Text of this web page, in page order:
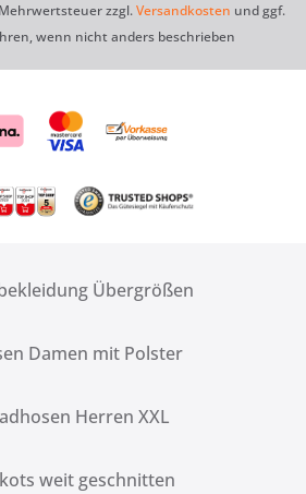
zzgl.Versandkosten und ggf.
wenn nicht anders beschrieben
Übergrößen
Damen mit Polster
Herren XXL
weit geschnitten